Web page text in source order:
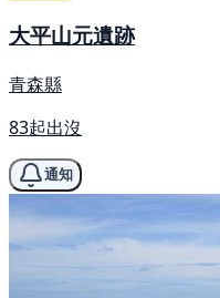
大平山元遺跡
青森縣
83起出沒
通知